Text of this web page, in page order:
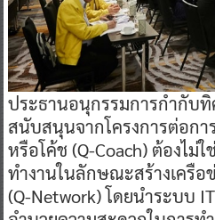
ประธานอนุกรรมการกำกับทิ
สนับสนุนจากโครงการต่อกา
หรือโค้ช (Q-Coach) ต้องไม่ใ
ทำงานในลักษณะสร้างเครือ
(Q-Network) โดยนำระบบ